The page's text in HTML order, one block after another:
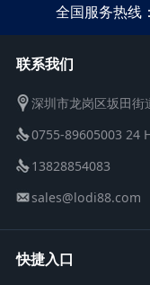
全国服务热线
联系我们
深圳市龙岗区坂田
0755-89605003 24
13828854083
sales@lodi88.com
快捷入口